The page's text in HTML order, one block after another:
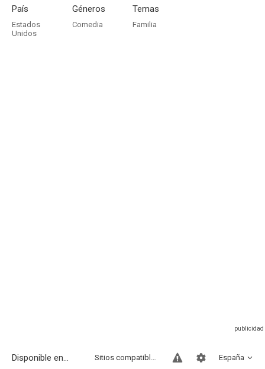
País
Estados
Unidos
Géneros
Comedia
Temas
Familia
Disponible en... España
Sitios compatibles